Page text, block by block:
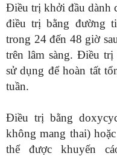
Điều trị khởi đầu dành
điều trị bằng đường
trong 24 đến 48 giờ
trên lâm sàng. Điều
sử dụng để hoàn tất
tuần.
Điều trị bằng
không mang thai)
thể được khuyến